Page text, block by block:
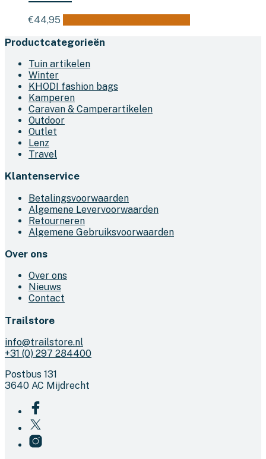
€44,95
Productcategorieën
Tuin artikelen
Winter
KHODI fashion bags
Kamperen
Caravan & Camperartikelen
Outdoor
Outlet
Lenz
Travel
Klantenservice
Betalingsvoorwaarden
Algemene Levervoorwaarden
Retourneren
Algemene Gebruiksvoorwaarden
Over ons
Over ons
Nieuws
Contact
Trailstore
info@trailstore.nl
+31 (0) 297 284400
Postbus 131
3640 AC Mijdrecht